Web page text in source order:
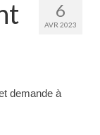
6
AVR 2023
demande à